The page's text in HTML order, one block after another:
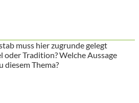
muss hier zugrunde gelegt
oder Tradition? Welche Aussage
diesem Thema?